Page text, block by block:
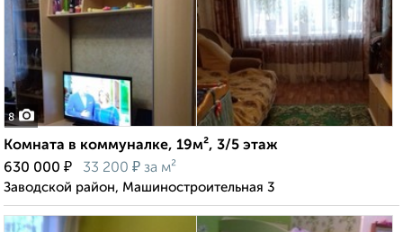
8
Комната в коммуналке, 19м², 3/5 этаж
630 000 ₽ 33 200 ₽ за м²
Заводской район, Машиностроительная 3